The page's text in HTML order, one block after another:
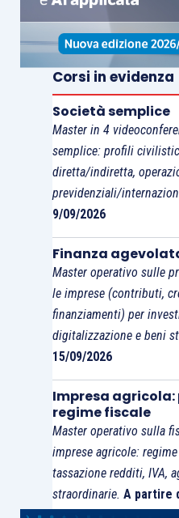
può
lo stato di
e pertanto
coatta
provvede alla
ad acta
cui
riscontrate,
dispone la
impresa
(irreperibilità
sanabili o
reiterati
con
fondo specifico.
In caso di
irregolarità
il Ministro vigilante
Corsi in evidenza
Società semplice
Master in 4
semplice: profili
diretta/indiretta,
previdenziali/
9/09/2026
Finanza
Master operativo sulle
le imprese (contributi,
finanziamenti) per
digitalizzazione e beni
15/09/2026
Impresa
regime fiscale
Master operativo sulla
imprese agricole:
tassazione redditi, IVA,
straordinarie. A partire